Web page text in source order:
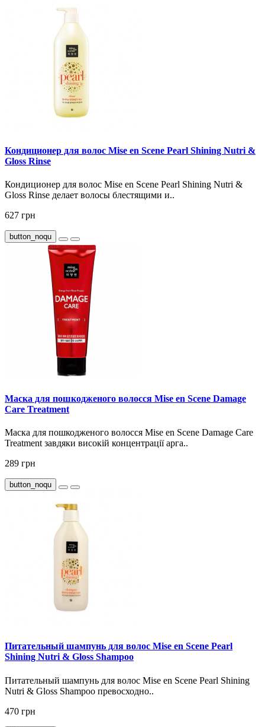
Кондиционер для волос Mise en Scene Pearl Shining Nutri &
Gloss Rinse
Кондиционер для волос Mise en Scene Pearl Shining Nutri &
Gloss Rinse делает волосы блестящими и..
627 грн
button_noqu
Маска для пошкодженого волосся Mise en Scene Damage
Care Treatment
Маска для пошкодженого волосся Mise en Scene Damage Care
Treatment завдяки високій концентрації арга..
289 грн
button_noqu
Питательный шампунь для волос Mise en Scene Pearl
Shining Nutri & Gloss Shampoo
Питательный шампунь для волос Mise en Scene Pearl Shining
Nutri & Gloss Shampoo превосходно..
470 грн